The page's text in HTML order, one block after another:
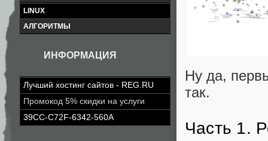
LINUX
АЛГОРИТМЫ
ИНФОРМАЦИЯ
Лучший хостинг сайтов - REG.RU
Промокод 5% скидки на услуги
39CC-C72F-6342-560A
Ну да,
так.
Часть 1.